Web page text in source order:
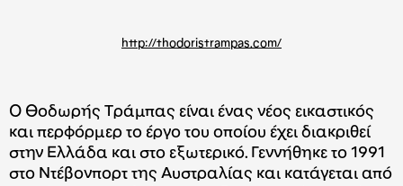
http://thodoristrampas.com/
Ο Θοδωρής Τράμπας είναι ένας νέος εικαστικός
και περφόρμερ το έργο του οποίου έχει διακριθεί
στην Ελλάδα και στο εξωτερικό. Γεννήθηκε το 1991
στο Ντέβονπορτ της Αυστραλίας και κατάγεται από